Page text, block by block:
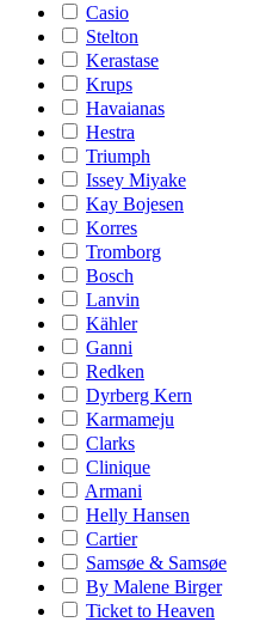
Casio
Stelton
Kerastase
Krups
Havaianas
Hestra
Triumph
Issey Miyake
Kay Bojesen
Korres
Tromborg
Bosch
Lanvin
Kähler
Ganni
Redken
Dyrberg Kern
Karmameju
Clarks
Clinique
Armani
Helly Hansen
Cartier
Samsøe & Samsøe
By Malene Birger
Ticket to Heaven